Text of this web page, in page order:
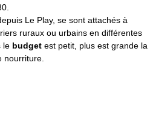
Le Play, se sont attachés à
ruraux ou urbains en différentes
le budget est petit, plus est grande la
nourriture.